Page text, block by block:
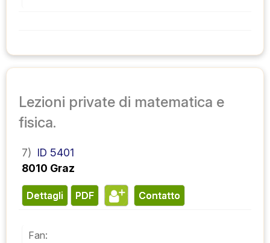
Lezioni private di matematica e
fisica.
7) ID 5401
8010 Graz
Dettagli PDF contatto
Fan: